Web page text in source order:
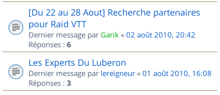
[Du 22 au 28 Aout] Recherche partenaires
pour Raid VTT
Dernier message par Garik « 02 août 2010, 20:42
Réponses : 6
Les Experts Du Luberon
Dernier message par lereigneur « 01 août 2010, 16:08
Réponses : 3